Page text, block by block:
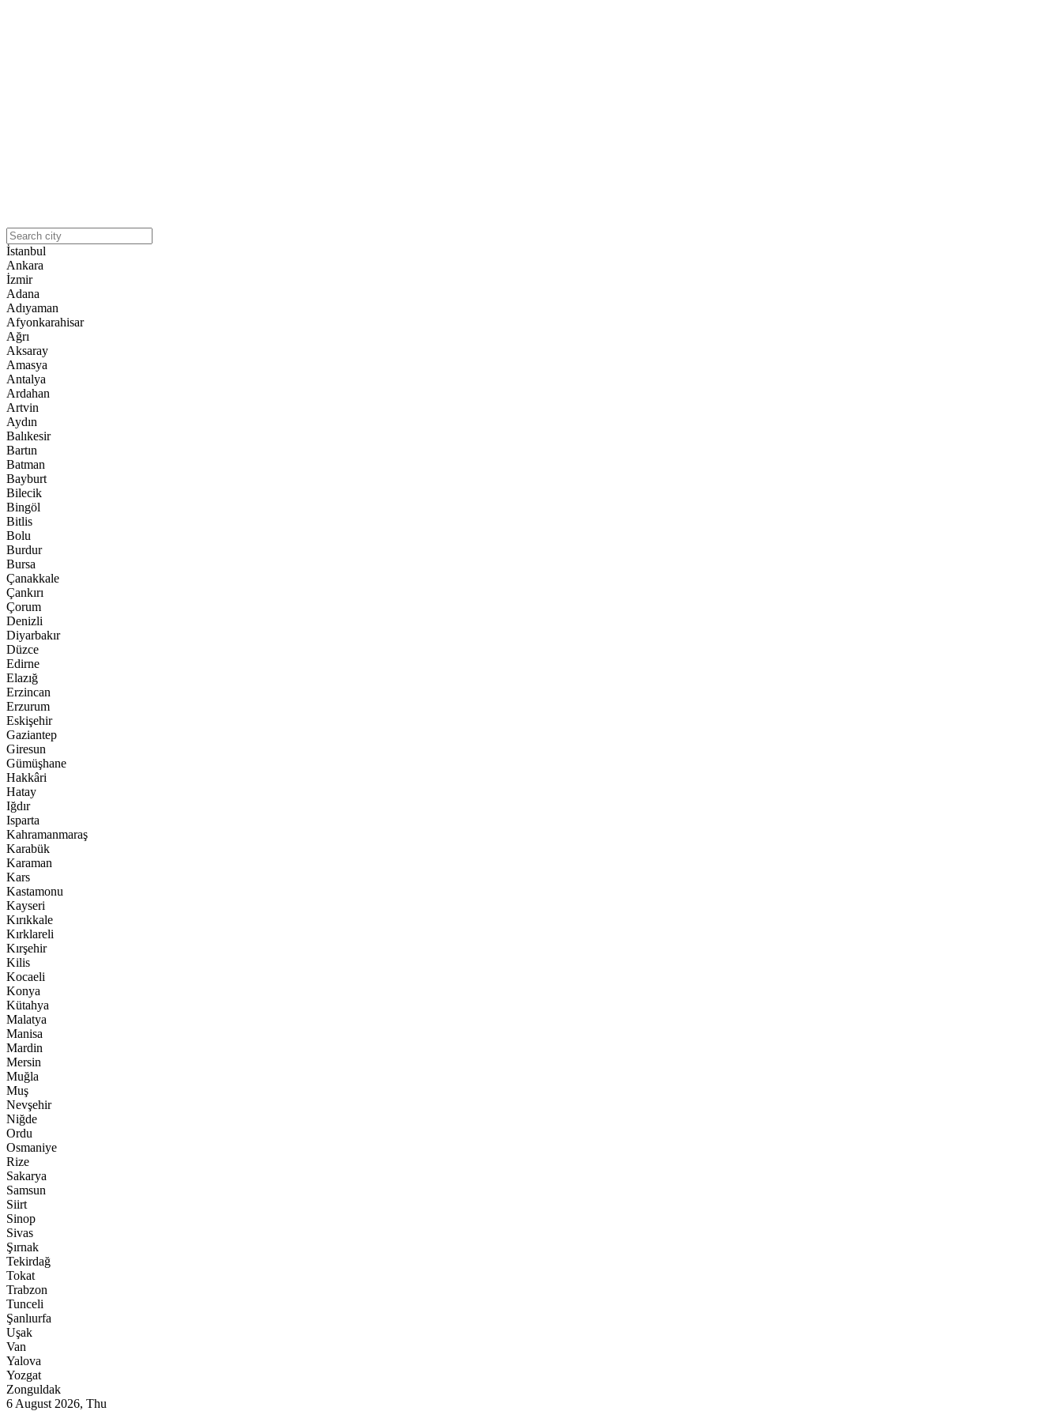
İstanbul
Ankara
İzmir
Adana
Adıyaman
Afyonkarahisar
Ağrı
Aksaray
Amasya
Antalya
Ardahan
Artvin
Aydın
Balıkesir
Bartın
Batman
Bayburt
Bilecik
Bingöl
Bitlis
Bolu
Burdur
Bursa
Çanakkale
Çankırı
Çorum
Denizli
Diyarbakır
Düzce
Edirne
Elazığ
Erzincan
Erzurum
Eskişehir
Gaziantep
Giresun
Gümüşhane
Hakkâri
Hatay
Iğdır
Isparta
Kahramanmaraş
Karabük
Karaman
Kars
Kastamonu
Kayseri
Kırıkkale
Kırklareli
Kırşehir
Kilis
Kocaeli
Konya
Kütahya
Malatya
Manisa
Mardin
Mersin
Muğla
Muş
Nevşehir
Niğde
Ordu
Osmaniye
Rize
Sakarya
Samsun
Siirt
Sinop
Sivas
Şırnak
Tekirdağ
Tokat
Trabzon
Tunceli
Şanlıurfa
Uşak
Van
Yalova
Yozgat
Zonguldak
6 August 2026, Thu